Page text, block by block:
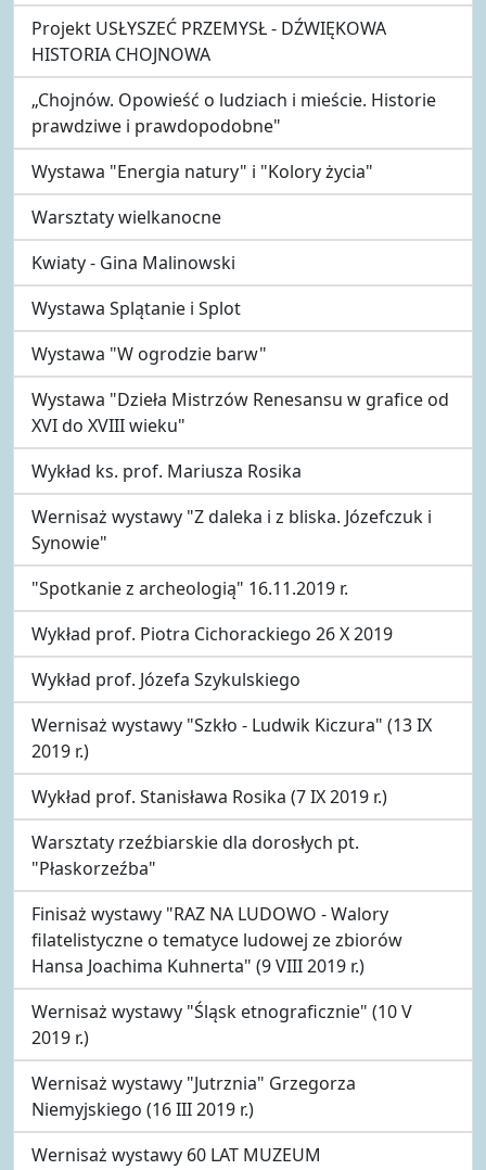
Projekt USŁYSZEĆ PRZEMYSŁ - DŹWIĘKOWA
HISTORIA CHOJNOWA
„Chojnów. Opowieść o ludziach i mieście. Historie
prawdziwe i prawdopodobne"
Wystawa "Energia natury" i "Kolory życia"
Warsztaty wielkanocne
Kwiaty - Gina Malinowski
Wystawa Splątanie i Splot
Wystawa "W ogrodzie barw"
Wystawa "Dzieła Mistrzów Renesansu w grafice od
XVI do XVIII wieku"
Wykład ks. prof. Mariusza Rosika
Wernisaż wystawy "Z daleka i z bliska. Józefczuk i
Synowie"
"Spotkanie z archeologią" 16.11.2019 r.
Wykład prof. Piotra Cichorackiego 26 X 2019
Wykład prof. Józefa Szykulskiego
Wernisaż wystawy "Szkło - Ludwik Kiczura" (13 IX
2019 r.)
Wykład prof. Stanisława Rosika (7 IX 2019 r.)
Warsztaty rzeźbiarskie dla dorosłych pt.
"Płaskorzeźba"
Finisaż wystawy "RAZ NA LUDOWO - Walory
filatelistyczne o tematyce ludowej ze zbiorów
Hansa Joachima Kuhnerta" (9 VIII 2019 r.)
Wernisaż wystawy "Śląsk etnograficznie" (10 V
2019 r.)
Wernisaż wystawy "Jutrznia" Grzegorza
Niemyjskiego (16 III 2019 r.)
Wernisaż wystawy 60 LAT MUZEUM